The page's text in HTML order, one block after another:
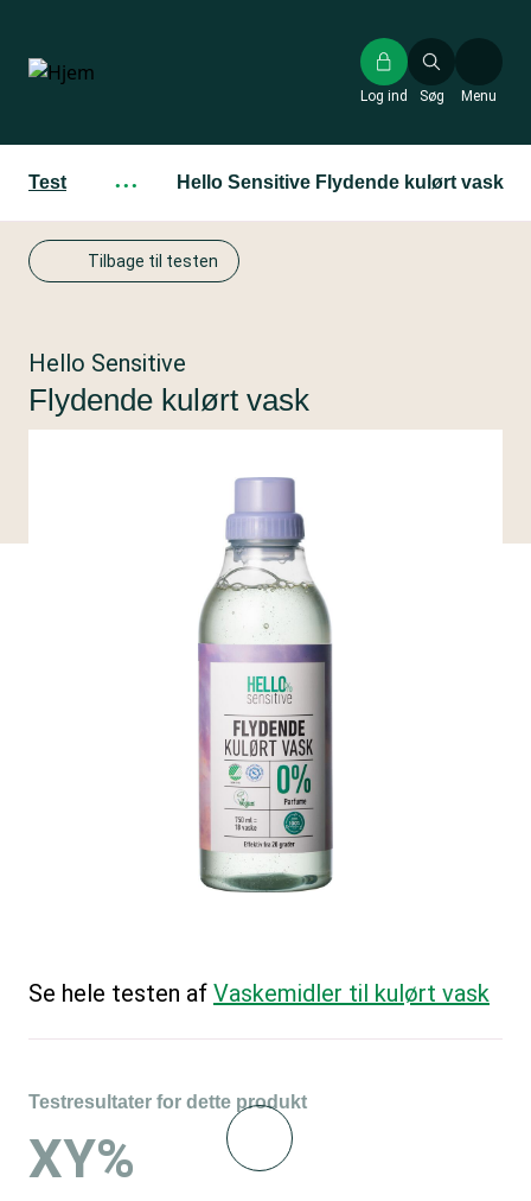
hovedindhold
Søg
Log ind Menu
Test ··· Hello Sensitive Flydende kulørt vask
Tilbage til testen
Hello Sensitive
Flydende kulørt vask
Se hele testen af Vaskemidler til kulørt vask
Testresultater for dette produkt
XY%